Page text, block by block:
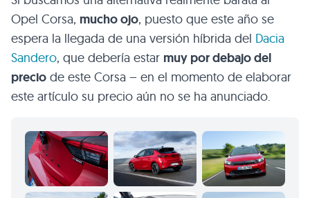
Opel Corsa, mucho ojo, puesto que este año se
espera la llegada de una versión híbrida del Dacia
Sandero, que debería estar muy por debajo del
precio de este Corsa – en el momento de elaborar
este artículo su precio aún no se ha anunciado.